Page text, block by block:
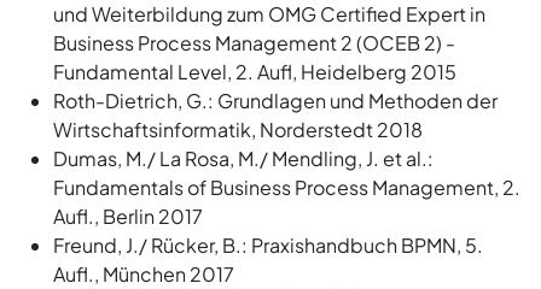
und Weiterbildung zum OMG Certified Expert in
Business Process Management 2 (OCEB 2) -
Fundamental Level, 2. Aufl, Heidelberg 2015
Roth-Dietrich, G.: Grundlagen und Methoden der
Wirtschaftsinformatik, Norderstedt 2018
Dumas, M./ La Rosa, M./ Mendling, J. et al.:
Fundamentals of Business Process Management, 2.
Aufl., Berlin 2017
Freund, J./ Rücker, B.: Praxishandbuch BPMN, 5.
Aufl., München 2017